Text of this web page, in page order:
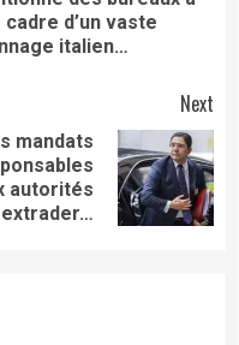
d’un vaste
italien…
Next
mandats
autorités